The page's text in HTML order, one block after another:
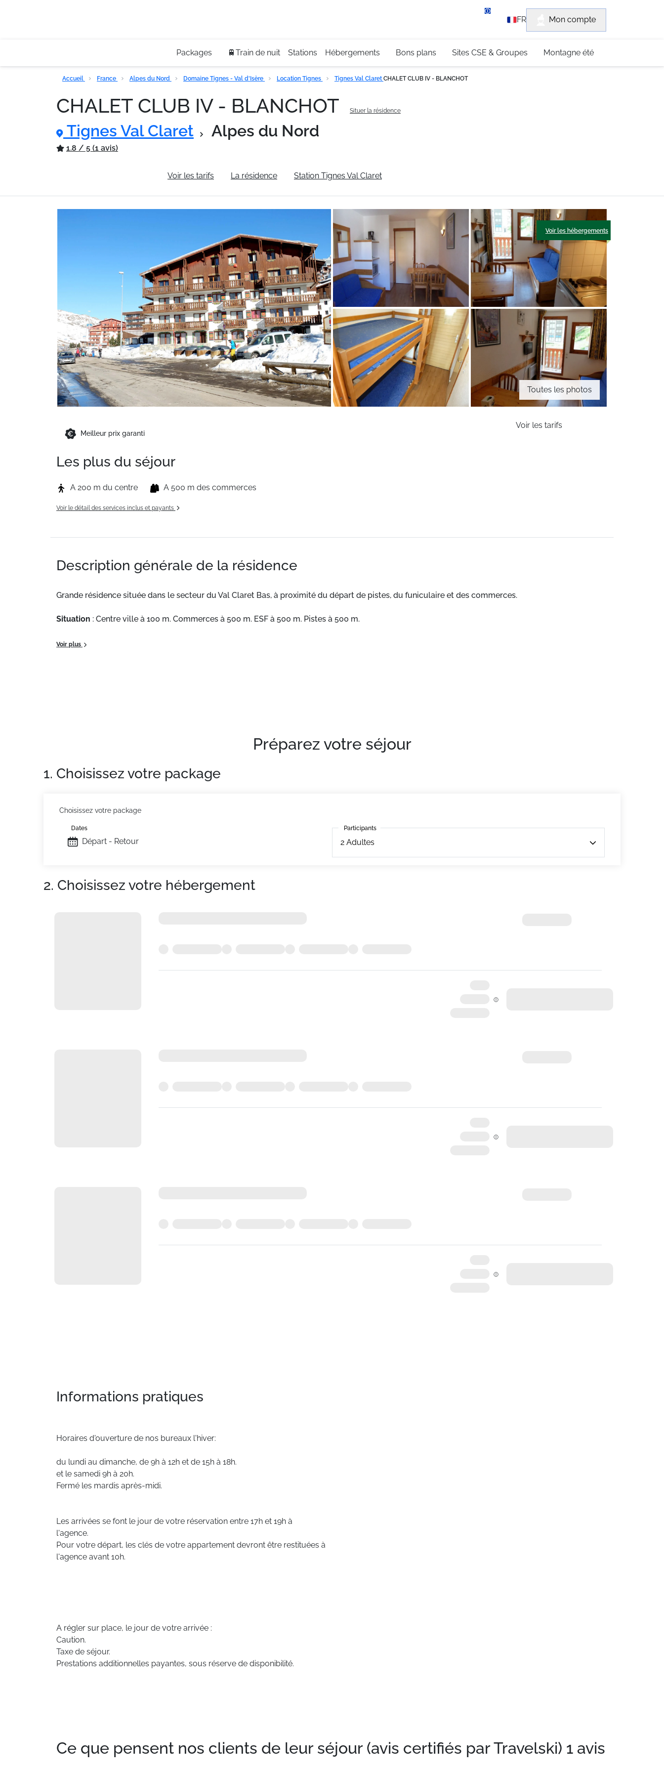
+33 (0)4 79 96 30 69
FR Mon compte
Packages 🚆Train de nuit Stations Hébergements Bons plans Sites CSE & Groupes Montagne été
Accueil France Alpes du Nord Domaine Tignes - Val d'Isère Location Tignes Tignes Val ClaretCHALET CLUB IV - BLANCHOT
CHALET CLUB IV - BLANCHOT Situer la résidence
Tignes Val Claret Alpes du Nord
1.8 / 5 (1 avis)
Voir les tarifs La résidence Station Tignes Val Claret
Toutes les photos
Voir les hébergements
Meilleur prix garanti
Voir les tarifs
Les plus du séjour
A 200 m du centre A 500 m des commerces
Voir le détail des services inclus et payants
Description générale de la résidence
Grande résidence située dans le secteur du Val Claret Bas, à proximité du départ de pistes, du funiculaire et des commerces.
Situation : Centre ville à 100 m. Commerces à 500 m. ESF à 500 m. Pistes à 500 m.
Appartement de particulier
Voir plus
Préparez votre séjour
1. Choisissez votre package
Choisissez votre package
Départ - Retour
Dates Participants
2 Adultes
Participants
2. Choisissez votre hébergement
Informations pratiques
Horaires d'ouverture de nos bureaux l'hiver:
du lundi au dimanche, de 9h à 12h et de 15h à 18h.
et le samedi 9h à 20h.
Fermé les mardis après-midi.
Les arrivées se font le jour de votre réservation entre 17h et 19h à
l'agence.
Pour votre départ, les clés de votre appartement devront être restituées à
l'agence avant 10h.
A régler sur place, le jour de votre arrivée :
Caution.
Taxe de séjour.
Prestations additionnelles payantes, sous réserve de disponibilité.
Ce que pensent nos clients de leur séjour (avis certifiés par Travelski) 1 avis